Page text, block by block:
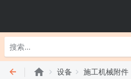
设备 施工机械附件